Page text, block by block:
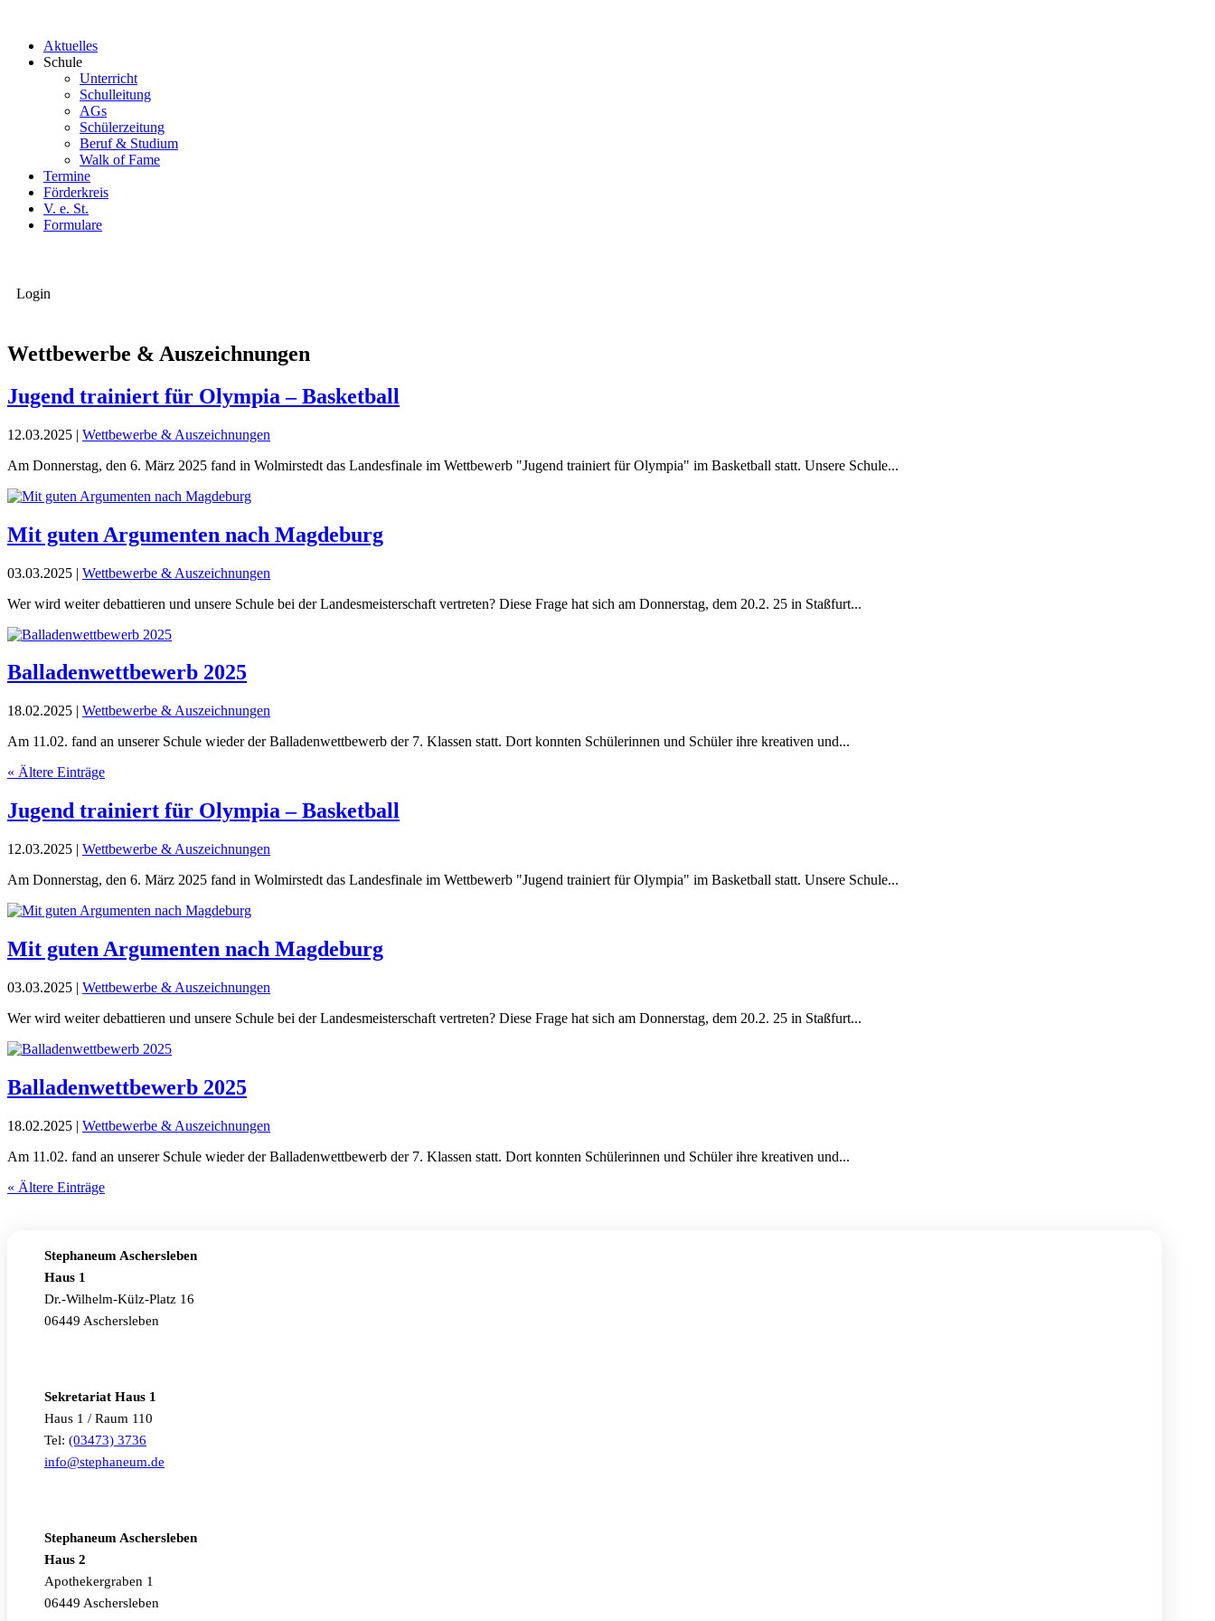
Aktuelles
Schule
Unterricht
Schulleitung
AGs
Schülerzeitung
Beruf & Studium
Walk of Fame
Termine
Förderkreis
V. e. St.
Formulare
Login
Wettbewerbe & Auszeichnungen
Jugend trainiert für Olympia – Basketball
12.03.2025 | Wettbewerbe & Auszeichnungen
Am Donnerstag, den 6. März 2025 fand in Wolmirstedt das Landesfinale im Wettbewerb "Jugend trainiert für Olympia" im Basketball statt. Unsere Schule...
Mit guten Argumenten nach Magdeburg
03.03.2025 | Wettbewerbe & Auszeichnungen
Wer wird weiter debattieren und unsere Schule bei der Landesmeisterschaft vertreten? Diese Frage hat sich am Donnerstag, dem 20.2. 25 in Staßfurt...
Balladenwettbewerb 2025
18.02.2025 | Wettbewerbe & Auszeichnungen
Am 11.02. fand an unserer Schule wieder der Balladenwettbewerb der 7. Klassen statt. Dort konnten Schülerinnen und Schüler ihre kreativen und...
« Ältere Einträge
Jugend trainiert für Olympia – Basketball
12.03.2025 | Wettbewerbe & Auszeichnungen
Am Donnerstag, den 6. März 2025 fand in Wolmirstedt das Landesfinale im Wettbewerb "Jugend trainiert für Olympia" im Basketball statt. Unsere Schule...
Mit guten Argumenten nach Magdeburg
03.03.2025 | Wettbewerbe & Auszeichnungen
Wer wird weiter debattieren und unsere Schule bei der Landesmeisterschaft vertreten? Diese Frage hat sich am Donnerstag, dem 20.2. 25 in Staßfurt...
Balladenwettbewerb 2025
18.02.2025 | Wettbewerbe & Auszeichnungen
Am 11.02. fand an unserer Schule wieder der Balladenwettbewerb der 7. Klassen statt. Dort konnten Schülerinnen und Schüler ihre kreativen und...
« Ältere Einträge
Stephaneum Aschersleben
Haus 1
Dr.-Wilhelm-Külz-Platz 16
06449 Aschersleben
Sekretariat Haus 1
Haus 1 / Raum 110
Tel: (03473) 3736
info@stephaneum.de
Stephaneum Aschersleben
Haus 2
Apothekergraben 1
06449 Aschersleben